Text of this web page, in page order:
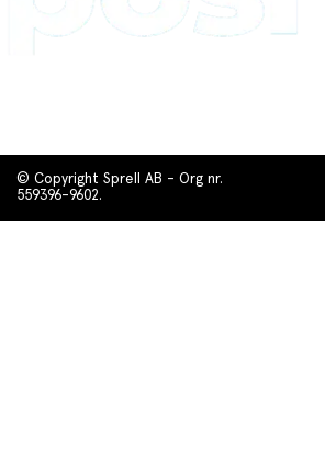
© Copyright Sprell AB - Org nr.
559396-9602.